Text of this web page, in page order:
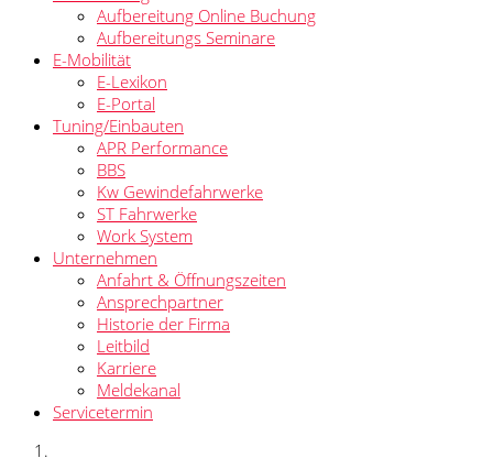
Aufbereitung Online Buchung
Aufbereitungs Seminare
E-Mobilität
E-Lexikon
E-Portal
Tuning/Einbauten
APR Performance
BBS
Kw Gewindefahrwerke
ST Fahrwerke
Work System
Unternehmen
Anfahrt & Öffnungszeiten
Ansprechpartner
Historie der Firma
Leitbild
Karriere
Meldekanal
Servicetermin